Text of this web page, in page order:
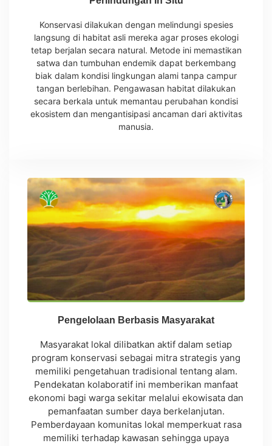
Konservasi dilakukan dengan melindungi spesies
langsung di habitat asli mereka agar proses ekologi
tetap berjalan secara natural. Metode ini memastikan
satwa dan tumbuhan endemik dapat berkembang
biak dalam kondisi lingkungan alami tanpa campur
tangan berlebihan. Pengawasan habitat dilakukan
secara berkala untuk memantau perubahan kondisi
ekosistem dan mengantisipasi ancaman dari aktivitas
manusia.
Pengelolaan Berbasis Masyarakat
Masyarakat lokal dilibatkan aktif dalam setiap
program konservasi sebagai mitra strategis yang
memiliki pengetahuan tradisional tentang alam.
Pendekatan kolaboratif ini memberikan manfaat
ekonomi bagi warga sekitar melalui ekowisata dan
pemanfaatan sumber daya berkelanjutan.
Pemberdayaan komunitas lokal memperkuat rasa
memiliki terhadap kawasan sehingga upaya